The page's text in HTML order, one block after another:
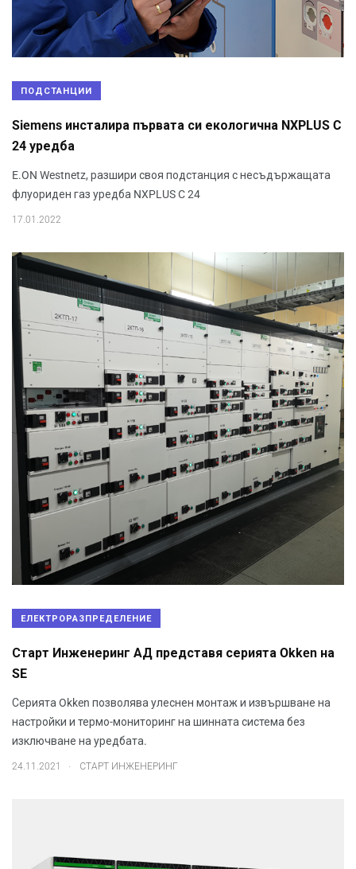
ПОДСТАНЦИИ
Siemens инсталира първата си екологична NXPLUS C
24 уредба
E.ON Westnetz, разшири своя подстанция с несъдържащата
флуориден газ уредба NXPLUS C 24
17.01.2022
ЕЛЕКТРОРАЗПРЕДЕЛЕНИЕ
Старт Инженеринг АД представя серията Okken на
SE
Серията Okken позволява улеснен монтаж и извършване на
настройки и термо-мониторинг на шинната система без
изключване на уредбата.
24.11.2021 . СТАРТ ИНЖЕНЕРИНГ